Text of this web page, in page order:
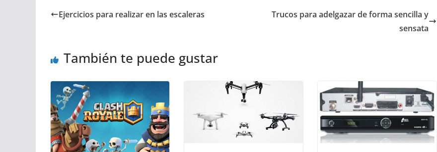
Ejercicios para realizar en las escaleras
Trucos para adelgazar de forma sencilla y
sensata
También te puede gustar